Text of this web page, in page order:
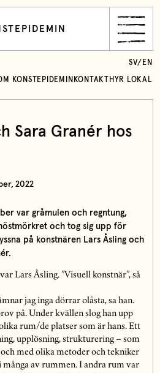
KONSTEPIDEMIN KONTAKT HYR LOKAL
SV/ EN
Sara Granér hos
2022
var gråmulen och regntung,
och tog sig upp för
på konstnären Lars Åsling och
Lars Åsling. ”Visuell konstnär”, så
jag inga dörrar olåsta, sa han.
på. Under kvällen slog han upp
rum/de platser som är hans. Ett
upplösning, strukturering – som
med olika metoder och tekniker
av rummen. I andra rum var